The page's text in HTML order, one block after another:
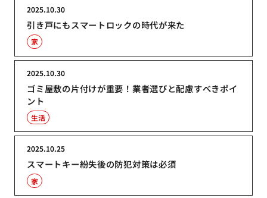
引き戸にもスマートロックの時代が来た
2025.10.30
家
ゴミ屋敷の片付けが重要！業者選びと配慮すべきポイ
ント
2025.10.30
生活
スマートキー紛失後の防犯対策は必須
2025.10.25
家